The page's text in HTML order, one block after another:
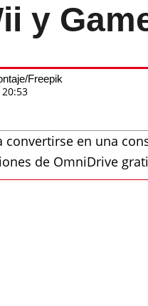
y
Freepik
convertirse en una
de OmniDrive